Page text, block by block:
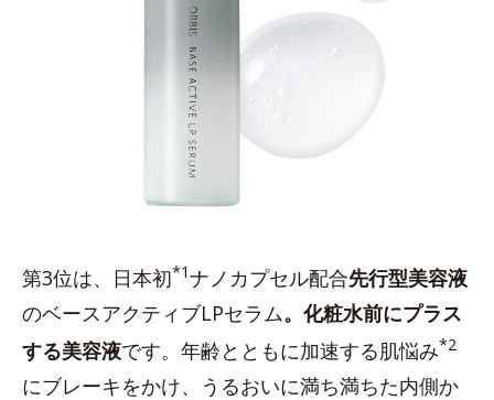
第3位は、日本初*1ナノカプセル配合先行型美容液
のベースアクティブLPセラム。化粧水前にプラス
する美容液です。年齢とともに加速する肌悩み*2
にブレーキをかけ、うるおいに満ち満ちた内側か